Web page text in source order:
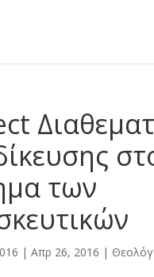
των
| Απρ 26, 2016 |